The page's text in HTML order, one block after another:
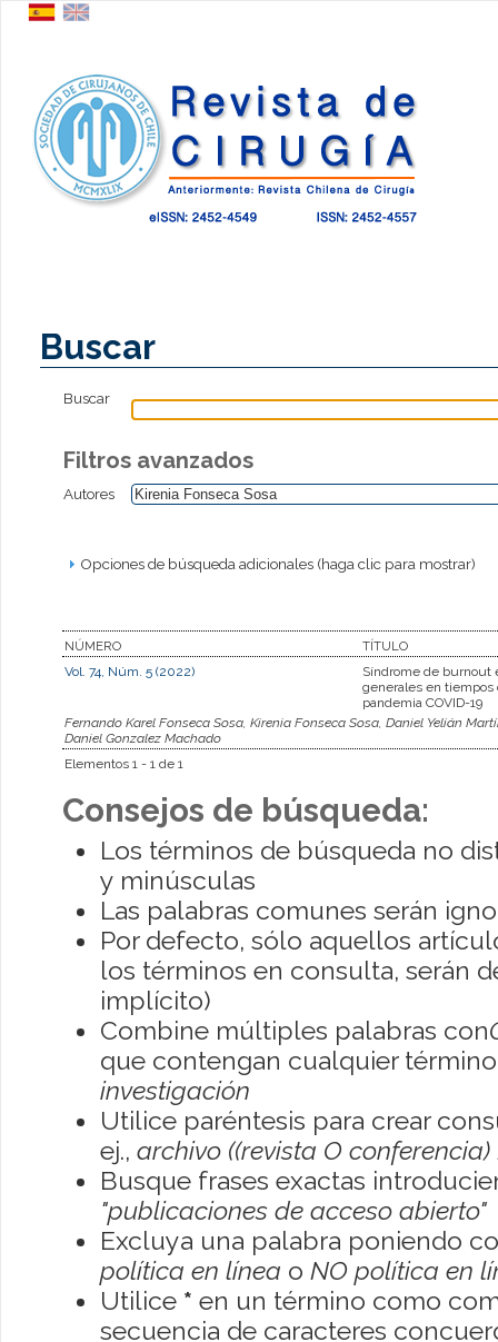
Buscar
Buscar
Filtros avanzados
Autores
Opciones de búsqueda adicionales (haga clic para mostrar)
NÚMERO
TÍTULO
Vol. 74, Núm. 5 (2022)
Síndrome de burnout
generales en tiempos
pandemia COVID-19
Fernando Karel Fonseca Sosa, Kirenia Fonseca Sosa, Daniel Yelián
Daniel Gonzalez Machado
Elementos 1 - 1 de 1
Consejos de búsqueda:
Los términos de búsqueda no
y minúsculas
Las palabras comunes serán
Por defecto, sólo aquellos
los términos en consulta, serán
implícito)
Combine múltiples palabras con
que contengan cualquier
investigación
Utilice paréntesis para crear
ej., archivo ((revista O conferencia)
Busque frases exactas
"publicaciones de acceso abierto"
Excluya una palabra poniendo
política en línea o NO política en
Utilice * en un término como
secuencia de caracteres